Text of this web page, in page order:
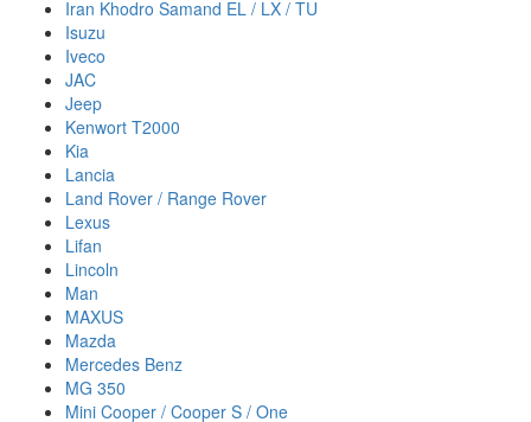
Iran Khodro Samand EL / LX / TU
Isuzu
Iveco
JAC
Jeep
Kenwort T2000
Kia
Lancia
Land Rover / Range Rover
Lexus
Lifan
Lincoln
Man
MAXUS
Mazda
Mercedes Benz
MG 350
Mini Cooper / Cooper S / One